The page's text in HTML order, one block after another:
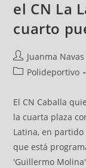
el CN La
cuarto
Juanma Navas
Polideportivo
El CN Caballa
la cuarta plaza
Latina, en
que está
'Guillermo